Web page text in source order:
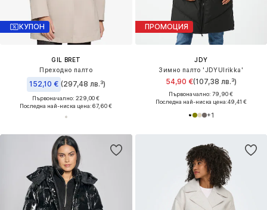
КУПОН
GIL BRET
Преходно палто
152,10 € (297,48 лв.³)
Първоначално: 229,00 €
Последна най-ниска цена:67,60 €
ПРОМОЦИЯ
JDY
Зимно палто 'JDYUlrikka'
54,90 €(107,38 лв.³)
Първоначално: 79,90 €
Последна най-ниска цена:49,41 €
+1